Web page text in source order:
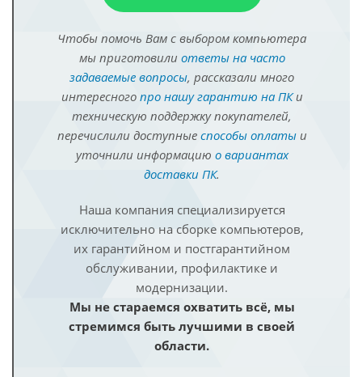
Чтобы помочь Вам с выбором компьютера
мы приготовили ответы на часто
задаваемые вопросы, рассказали много
интересного про нашу гарантию на ПКи
техническую поддержку покупателей,
перечислили доступные способы оплатыи
уточнили информацию о вариантах
доставки ПК.
Наша компания специализируется
исключительно на сборке компьютеров,
их гарантийном и постгарантийном
обслуживании, профилактике и
модернизации.
Мы не стараемся охватить всё, мы
стремимся быть лучшими в своей
области.